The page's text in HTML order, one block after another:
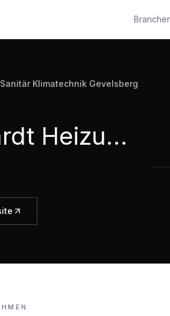
Klimatechnik Gevelsberg
Maik Pickhardt Heizung Sanitär Klimatechnik Gevelsberg